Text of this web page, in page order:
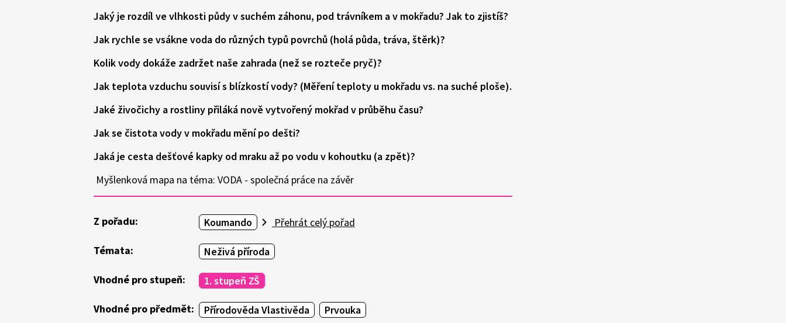
Jaký je rozdíl ve vlhkosti půdy v suchém záhonu, pod trávníkem a v mokřadu? Jak to zjistíš?
Jak rychle se vsákne voda do různých typů povrchů (holá půda, tráva, štěrk)?
Kolik vody dokáže zadržet naše zahrada (než se rozteče pryč)?
Jak teplota vzduchu souvisí s blízkostí vody? (Měření teploty u mokřadu vs. na suché ploše).
Jaké živočichy a rostliny přiláká nově vytvořený mokřad v průběhu času?
Jak se čistota vody v mokřadu mění po dešti?
Jaká je cesta dešťové kapky od mraku až po vodu v kohoutku (a zpět)?
Myšlenková mapa na téma: VODA - společná práce na závěr
Z pořadu: Koumando Přehrát celý pořad
Témata: Neživá příroda
Vhodné pro stupeň: 1. stupeň ZŠ
Vhodné pro předmět: Přírodověda Vlastivěda Prvouka